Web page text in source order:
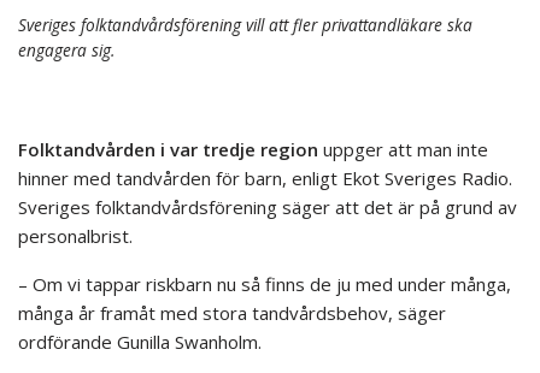
Sveriges folktandvårdsförening vill att fler privattandläkare ska
engagera sig.
Folktandvården i var tredje region uppger att man inte
hinner med tandvården för barn, enligt Ekot Sveriges Radio.
Sveriges folktandvårdsförening säger att det är på grund av
personalbrist.
– Om vi tappar riskbarn nu så finns de ju med under många,
många år framåt med stora tandvårdsbehov, säger
ordförande Gunilla Swanholm.